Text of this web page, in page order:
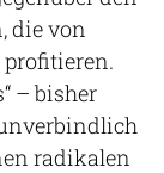
die von
– bisher
radikalen